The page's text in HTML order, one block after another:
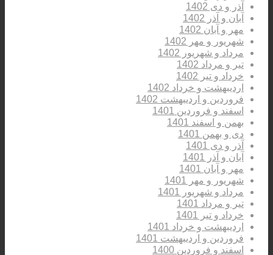
آذر و دی 1402
آبان و آذر 1402
مهر و آبان 1402
شهریور و مهر 1402
مرداد و شهریور 1402
تیر و مرداد 1402
خرداد و تیر 1402
اردیبهشت و خرداد 1402
فروردین و اردیبهشت 1402
اسفند و فروردین 1401
بهمن و اسفند 1401
دی و بهمن 1401
آذر و دی 1401
آبان و آذر 1401
مهر و آبان 1401
شهریور و مهر 1401
مرداد و شهریور 1401
تیر و مرداد 1401
خرداد و تیر 1401
اردیبهشت و خرداد 1401
فروردین و اردیبهشت 1401
اسفند و فروردین 1400